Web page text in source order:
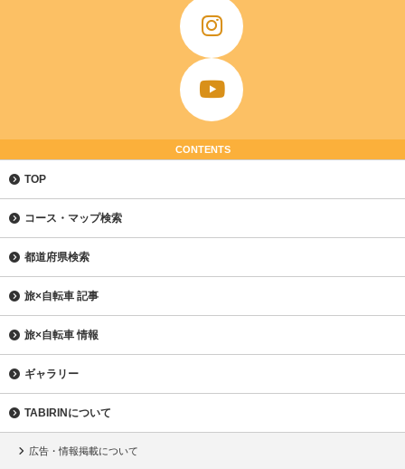
CONTENTS
TOP
コース・マップ検索
都道府県検索
旅×自転車 記事
旅×自転車 情報
ギャラリー
TABIRINについて
広告・情報掲載について